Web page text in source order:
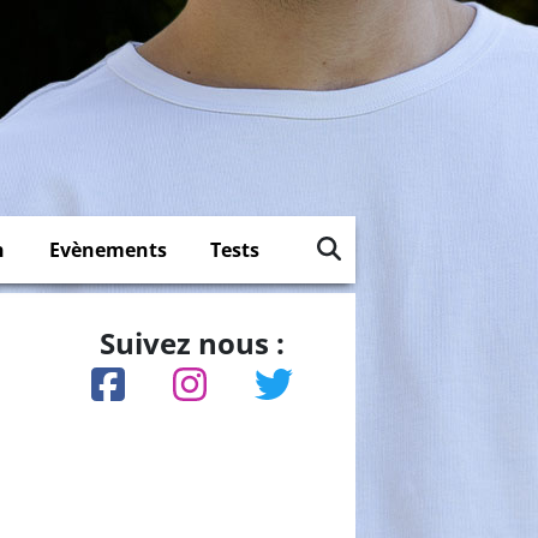
Evènements Tests
Suivez nous :